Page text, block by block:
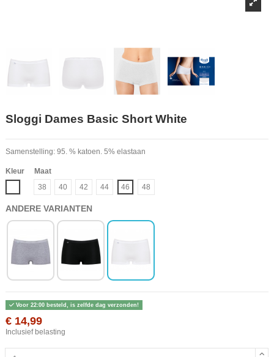
Sloggi Dames Basic Short White
Samenstelling: 95. % katoen. 5% elastaan
Kleur
Maat
38
40 42 44 46 48
ANDERE VARIANTEN
Voor 22:00 besteld, is zelfde dag verzonden!
€ 14,99
Inclusief belasting